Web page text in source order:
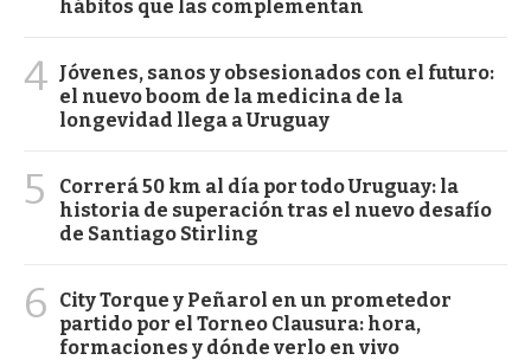
hábitos que las complementan
4 Jóvenes, sanos y obsesionados con el futuro:
el nuevo boom de la medicina de la
longevidad llega a Uruguay
5
Correrá 50 km al día por todo Uruguay: la
historia de superación tras el nuevo desafío
de Santiago Stirling
6
City Torque y Peñarol en un prometedor
partido por el Torneo Clausura: hora,
formaciones y dónde verlo en vivo